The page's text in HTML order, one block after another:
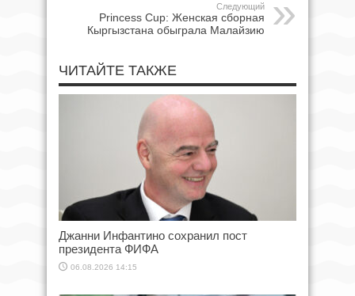
Следующий
Princess Cup: Женская сборная
Кыргызстана обыграла Малайзию
ЧИТАЙТЕ ТАКЖЕ
Джанни Инфантино сохранил пост
президента ФИФА
06.08.2026 14:15